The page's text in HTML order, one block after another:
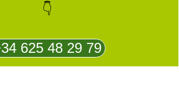
👇
625 48 29 79